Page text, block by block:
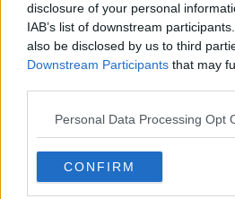
disclosure of your personal
IAB’s list of downstream
also be disclosed by us to third
Downstream Participants that may
Personal Data Processing Opt
CONFIRM
Se vuoi leggere le notizie principali
Basta cliccareQUI
Ti potrebbe interessare anche: